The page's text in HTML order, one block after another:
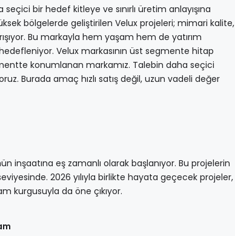
bir hedef kitleye ve sınırlı üretim anlayışına
bölgelerde geliştirilen Velux projeleri; mimari kalite,
Bu markayla hem yaşam hem de yatırım
Velux markasının üst segmente hitap
konumlanan markamız. Talebin daha seçici
Burada amaç hızlı satış değil, uzun vadeli değer
inşaatına eş zamanlı olarak başlanıyor. Bu projelerin
2026 yılıyla birlikte hayata geçecek projeler,
kurgusuyla da öne çıkıyor.